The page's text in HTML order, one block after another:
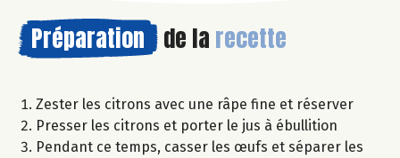
Préparation de la recette
Zester les citrons avec une râpe fine et réserver
Presser les citrons et porter le jus à ébullition
Pendant ce temps, casser les œufs et séparer les